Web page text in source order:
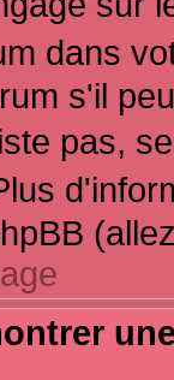
dans
s'il
pas,